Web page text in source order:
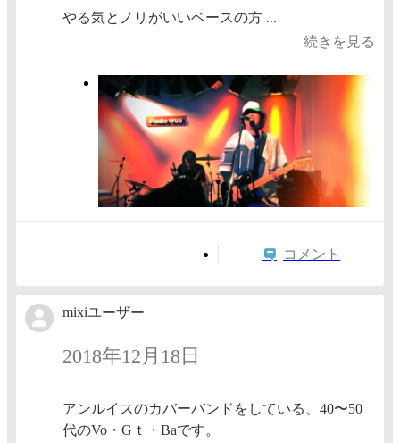
やる気とノリがいいベースの方 ...
続きを見る
コメント
mixiユーザー
2018年12月18日
アンルイスのカバーバンドをしている、40〜50
代のVo・Gｔ・Baです。